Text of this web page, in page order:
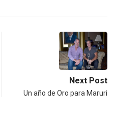
Next Post
Un año de Oro para Maruri